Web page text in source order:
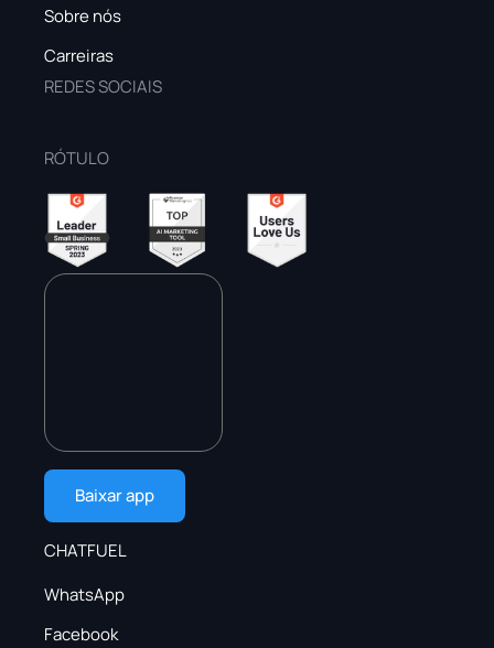
Sobre nós
Carreiras
REDES SOCIAIS
RÓTULO
Baixar app
CHATFUEL
WhatsApp
Facebook